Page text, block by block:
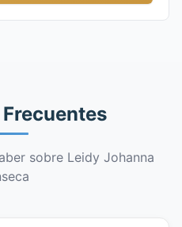
sobre Leidy Johanna